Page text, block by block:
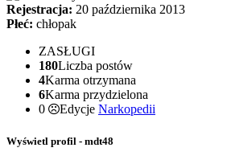
Rejestracja: 20 października 2013
Płeć: chłopak
ZASŁUGI
180Liczba postów
4Karma otrzymana
6Karma przydzielona
0
Edycje Narkopedii
Wyświetl profil - mdt48